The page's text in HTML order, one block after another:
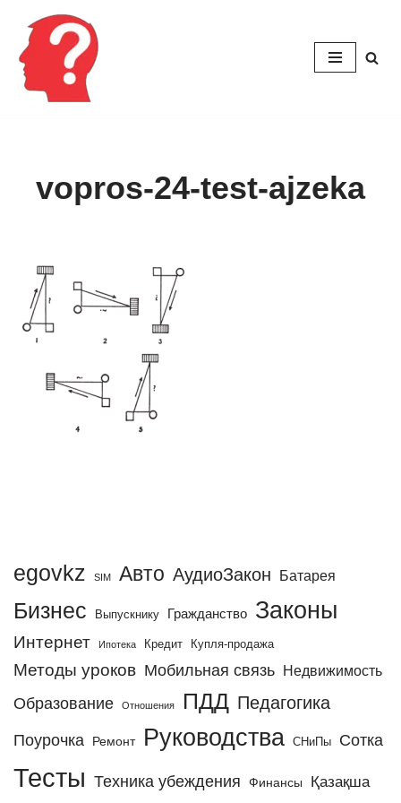
Перейти
содержимому
vopros-24-test-ajzeka
egovkz SIM Авто АудиоЗакон Батарея
Бизнес Выпускнику Гражданство Законы
Интернет Ипотека Кредит Купля-продажа
Методы уроков Мобильная связь Недвижимость
Образование Отношения ПДД Педагогика
Поурочка Ремонт Руководства СНиПы Сотка
Тесты Техника убеждения Финансы Қазақша